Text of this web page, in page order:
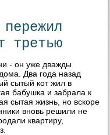
третью
- он уже дважды
Два года назад
сытый кот жил в
бабушка и забрала к
сытая жизнь, но вскоре
вновь решили не
квартиру,